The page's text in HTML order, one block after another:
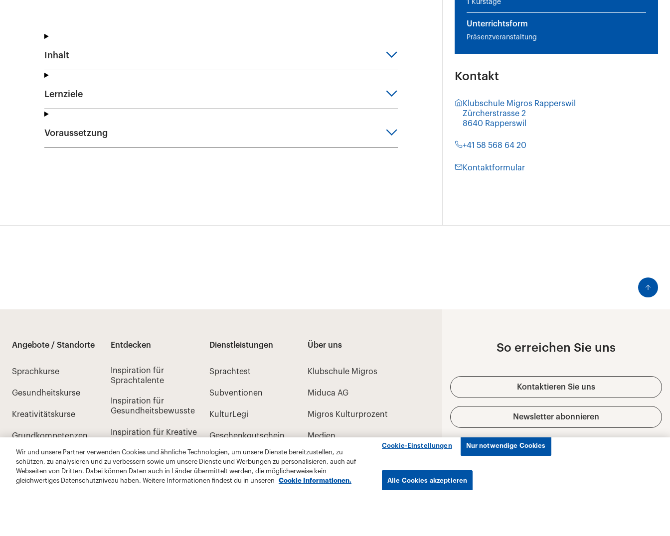
Wir und unsere Partner verwenden Cookies und ähnliche Technologien, um unsere Dienste bereitzustellen, zu
schützen, zu analysieren und zu verbessern sowie um unsere Dienste und Werbungen zu personalisieren, auch auf
Webseiten von Dritten. Dabei können Daten auch in Länder übermittelt werden, die möglicherweise kein
gleichwertiges Datenschutzniveau haben. Weitere Informationen findest du in unseren
Cookie Informationen.
Cookie-Einstellungen Nur notwendige Cookies
Alle Cookies akzeptieren